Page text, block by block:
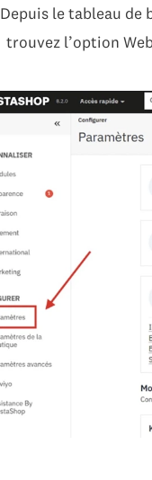
Depuis le tableau de
trouvez l’option